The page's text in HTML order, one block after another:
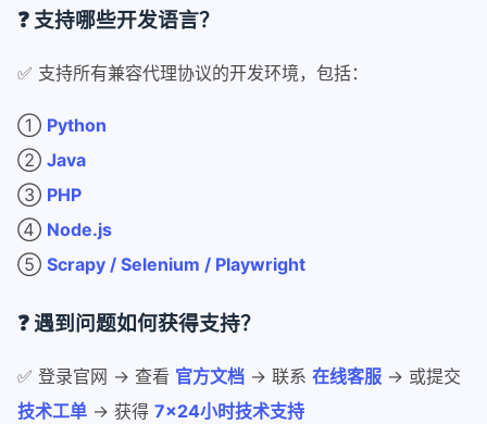
❓ 支持哪些开发语言？
✅ 支持所有兼容代理协议的开发环境，包括：
① Python
② Java
③ PHP
④ Node.js
⑤ Scrapy / Selenium / Playwright
❓ 遇到问题如何获得支持？
✅ 登录官网 → 查看 官方文档 → 联系 在线客服 → 或提交
技术工单 → 获得 7×24小时技术支持